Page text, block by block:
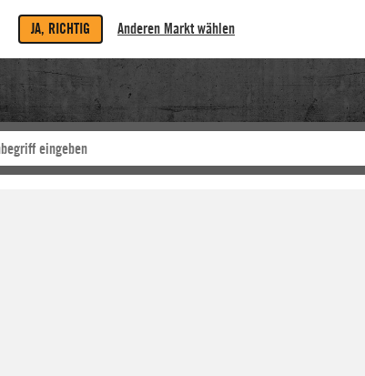
JA, RICHTIG Anderen Markt wählen